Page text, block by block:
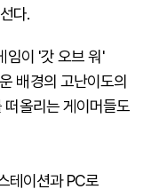
다.
임이 '갓 오브 워'
배경의 고난이도의
올리는 게이머들도
테이션과 PC로